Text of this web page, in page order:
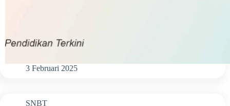
3 Februari 2025
SNBT